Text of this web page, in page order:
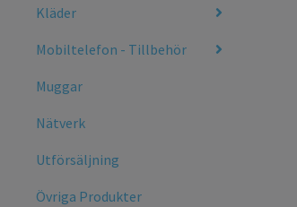
Kläder
Mobiltelefon - Tillbehör
Muggar
Nätverk
Utförsäljning
Övriga Produkter